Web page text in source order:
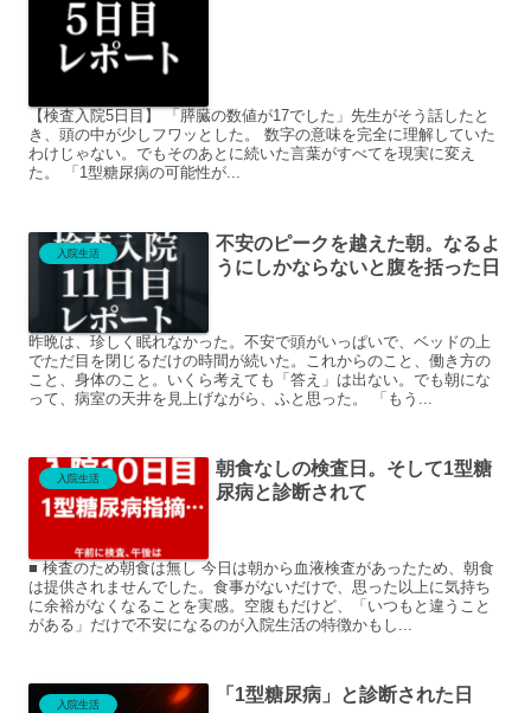
【検査入院5日目】 「膵臓の数値が17でした」先生がそう話したと
き、頭の中が少しフワッとした。 数字の意味を完全に理解していた
わけじゃない。でもそのあとに続いた言葉がすべてを現実に変え
た。 「1型糖尿病の可能性が...
入院生活
不安のピークを越えた朝。なるよ
うにしかならないと腹を括った日
昨晩は、珍しく眠れなかった。不安で頭がいっぱいで、ベッドの上
でただ目を閉じるだけの時間が続いた。これからのこと、働き方の
こと、身体のこと。いくら考えても「答え」は出ない。でも朝にな
って、病室の天井を見上げながら、ふと思った。 「もう...
入院生活
朝食なしの検査日。そして1型糖
尿病と診断されて
■ 検査のため朝食は無し 今日は朝から血液検査があったため、朝食
は提供されませんでした。食事がないだけで、思った以上に気持ち
に余裕がなくなることを実感。空腹もだけど、「いつもと違うこと
がある」だけで不安になるのが入院生活の特徴かもし...
入院生活 「1型糖尿病」と診断された日